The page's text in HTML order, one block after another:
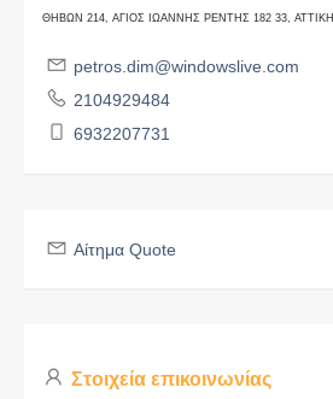
ΘΗΒΩΝ 214, ΑΓΙΟΣ ΙΩΑΝΝΗΣ ΡΕΝΤΗΣ 182 33, ΑΤΤΙΚΗ
petros.dim@windowslive.com
2104929484
6932207731
Αίτημα Quote
Στοιχεία επικοινωνίας